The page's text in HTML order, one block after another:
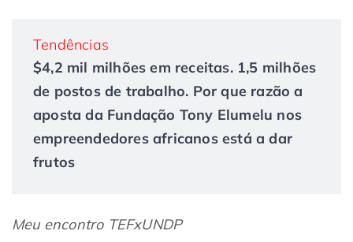
Tendências
$4,2 mil milhões em receitas. 1,5 milhões
de postos de trabalho. Por que razão a
aposta da Fundação Tony Elumelu nos
empreendedores africanos está a dar
frutos
Meu encontro TEFxUNDP